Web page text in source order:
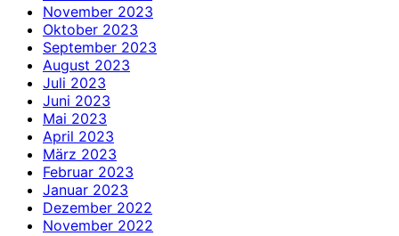
November 2023
Oktober 2023
September 2023
August 2023
Juli 2023
Juni 2023
Mai 2023
April 2023
März 2023
Februar 2023
Januar 2023
Dezember 2022
November 2022